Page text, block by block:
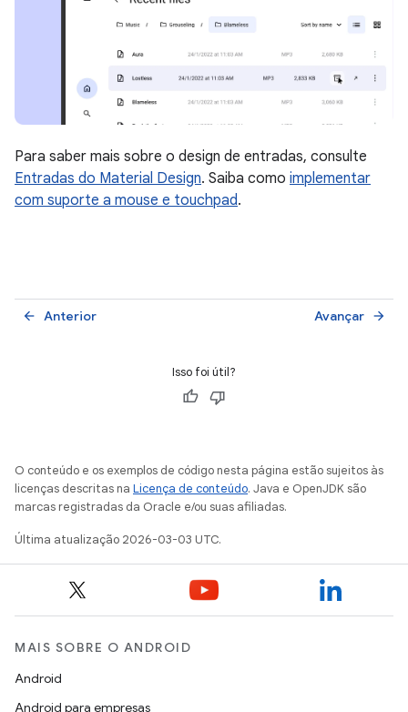
Para saber mais sobre o design de entradas, consulte
Entradas do Material Design. Saiba como implementar
com suporte a mouse e touchpad.
Anterior
arrow_back Avançar arrow_forward
Isso foi útil?
O conteúdo e os exemplos de código nesta página estão sujeitos às
licenças descritas na Licença de conteúdo. Java e OpenJDK são
marcas registradas da Oracle e/ou suas afiliadas.
Última atualização 2026-03-03 UTC.
MAIS SOBRE O ANDROID
Android
Android para empresas